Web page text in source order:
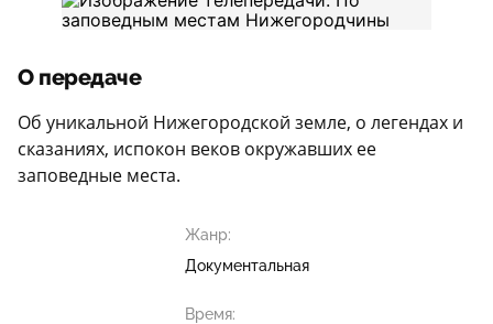
О передаче
Об уникальной Нижегородской земле, о легендах и
сказаниях, испокон веков окружавших ее
заповедные места.
Жанр:
Документальная
Время: